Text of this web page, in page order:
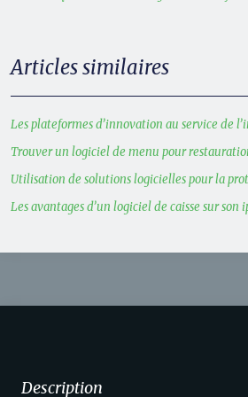
Articles similaires
Les plateformes d’innovation au service de
Trouver un logiciel de menu pour
Utilisation de solutions logicielles pour la
Les avantages d’un logiciel de caisse sur son
Description